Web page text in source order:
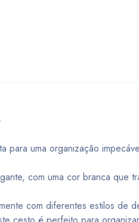
uma organização
com uma cor branca que
com diferentes estilos de